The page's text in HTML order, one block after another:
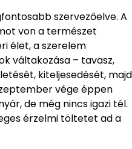
szervezőelve. A
von a természet
élet, a szerelem
váltakozása – tavasz,
kiteljesedését, majd
vége éppen
de még nincs igazi tél.
érzelmi töltetet ad a